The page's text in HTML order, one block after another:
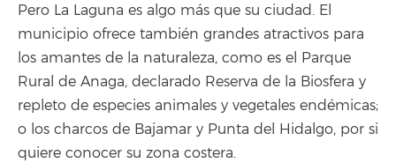
Pero La Laguna es algo más que su ciudad. El
municipio ofrece también grandes atractivos para
los amantes de la naturaleza, como es el Parque
Rural de Anaga, declarado Reserva de la Biosfera y
repleto de especies animales y vegetales endémicas;
o los charcos de Bajamar y Punta del Hidalgo, por si
quiere conocer su zona costera.